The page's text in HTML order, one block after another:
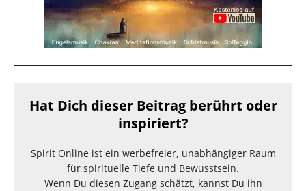
Hat Dich dieser Beitrag berührt oder
inspiriert?
Spirit Online ist ein werbefreier, unabhängiger Raum
für spirituelle Tiefe und Bewusstsein.
Wenn Du diesen Zugang schätzt, kannst Du ihn